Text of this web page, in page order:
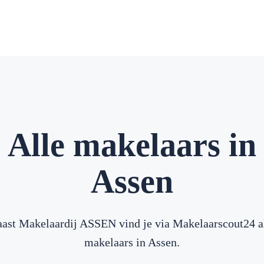
Alle makelaars in
Assen
Makelaardij ASSEN vind je via Makelaarscout24
makelaars in Assen.